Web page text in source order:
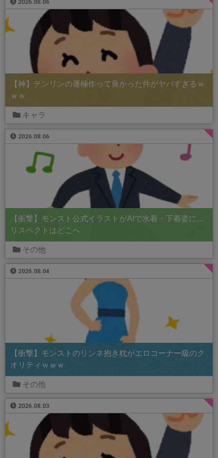
2026.08.06
【神】テンリンの運極作って良かった件がヤバすぎるｗ
ｗｗ
キャラ
2026.08.06
【衝撃】モンスト公式イラストがAIで水着・下着姿に…
リスペクトはどこへ
その他
2026.08.04
【衝撃】モンストのリンネ抱き枕がエロコーナー級のク
オリティｗｗｗ
その他
2026.08.03